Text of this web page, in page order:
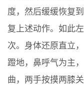
度，然后缓缓恢复
复上述动作。如此
次。身体还原直立
蹬地，鼻呼气为主
曲，两手按摸两膝